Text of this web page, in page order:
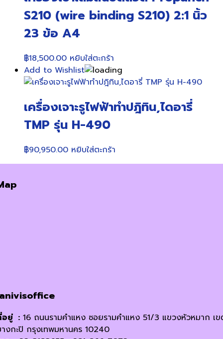
S210 (wire binding S210) 2:1 นิ้ว
23 ข้อ A4
฿18,500.00 หยิบใส่ตะกร้า
Add to Wishlist
เครื่องเจาะรูไฟฟ้าทำปฎิทิน,ไดอารี่
TMP รุ่น H-490
฿90,950.00 หยิบใส่ตะกร้า
อยู่ : 16 ถนนรามคำแหง ซอยรามคำแหง 51/3 แขวงหัวหมาก เ
งกะปิ กรุงเทพมหานคร 10240